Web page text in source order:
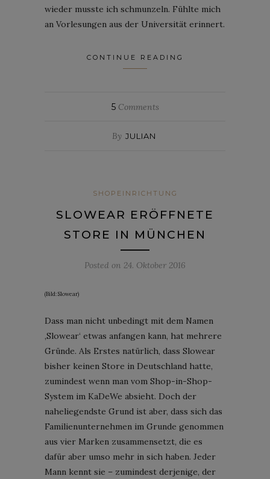
wieder musste ich schmunzeln. Fühlte mich
an Vorlesungen aus der Universität erinnert.
CONTINUE READING
5Comments
By JULIAN
SHOPEINRICHTUNG
SLOWEAR ERÖFFNETE
STORE IN MÜNCHEN
Posted on 24. Oktober 2016
(Bild: Slowear)
Dass man nicht unbedingt mit dem Namen
‚Slowear‘ etwas anfangen kann, hat mehrere
Gründe. Als Erstes natürlich, dass Slowear
bisher keinen Store in Deutschland hatte,
zumindest wenn man vom Shop-in-Shop-
System im KaDeWe absieht. Doch der
naheliegendste Grund ist aber, dass sich das
Familienunternehmen im Grunde genommen
aus vier Marken zusammensetzt, die es
dafür aber umso mehr in sich haben. Jeder
Mann kennt sie – zumindest derjenige, der